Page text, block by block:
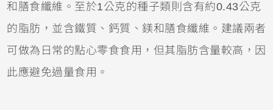
和膳食纖維。至於1公克的種子類則含有約0.43公克
的脂肪，並含鐵質、鈣質、鎂和膳食纖維。建議兩者
可做為日常的點心零食食用，但其脂肪含量較高，因
此應避免過量食用。